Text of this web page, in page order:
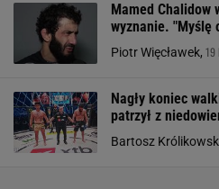
Mamed Chalidow
wyznanie. "Myślę
Piotr Więcławek, 19
Nagły koniec
patrzył z
Bartosz